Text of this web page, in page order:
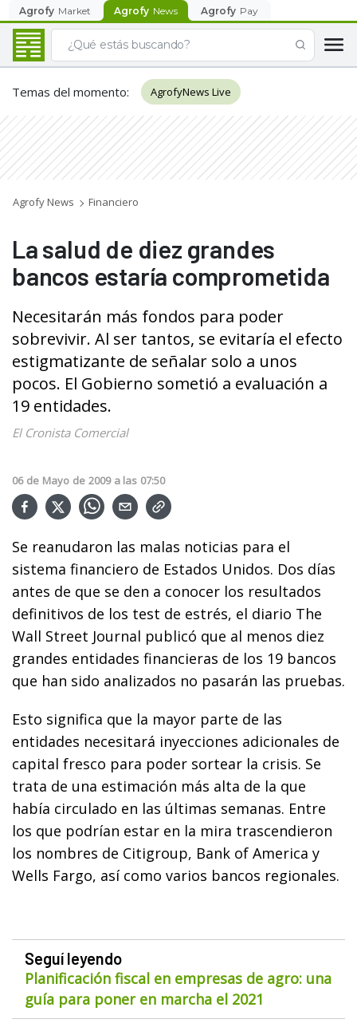
Agrofy Market Agrofy News Agrofy Pay
Temas del momento: AgrofyNews Live
Agrofy News Financiero
La salud de diez grandes
bancos estaría comprometida
Necesitarán más fondos para poder
sobrevivir. Al ser tantos, se evitaría el efecto
estigmatizante de señalar solo a unos
pocos. El Gobierno sometió a evaluación a
19 entidades.
El Cronista Comercial
06 de Mayo de 2009 a las 07:50
Se reanudaron las malas noticias para el
sistema financiero de Estados Unidos. Dos días
antes de que se den a conocer los resultados
definitivos de los test de estrés, el diario The
Wall Street Journal publicó que al menos diez
grandes entidades financieras de los 19 bancos
que han sido analizados no pasarán las pruebas.
Esto significa que la mayor parte de las
entidades necesitará inyecciones adicionales de
capital fresco para poder sortear la crisis. Se
trata de una estimación más alta de la que
había circulado en las últimas semanas. Entre
los que podrían estar en la mira trascendieron
los nombres de Citigroup, Bank of America y
Wells Fargo, así como varios bancos regionales.
Seguí leyendo
Planificación fiscal en empresas de agro: una
guía para poner en marcha el 2021